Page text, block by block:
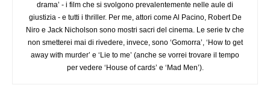
drama’ - i film che si svolgono prevalentemente nelle aule di
giustizia - e tutti i thriller. Per me, attori come Al Pacino, Robert De
Niro e Jack Nicholson sono mostri sacri del cinema. Le serie tv che
non smetterei mai di rivedere, invece, sono ‘Gomorra’, ‘How to get
away with murder’ e ‘Lie to me’ (anche se vorrei trovare il tempo
per vedere ‘House of cards’ e ‘Mad Men’).